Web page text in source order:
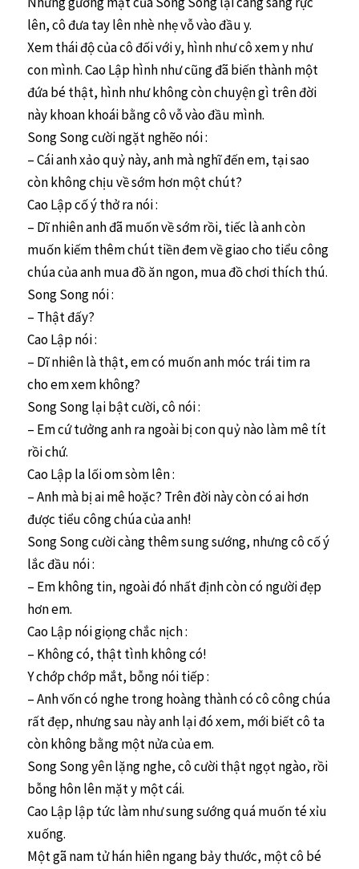
lên, cô đưa tay lên nhè nhẹ vỗ vào đầu y.
Xem thái độ của cô đối với y, hình như cô xem y như
con mình. Cao Lập hình như cũng đã biến thành một
đứa bé thật, hình như không còn chuyện gì trên đời
này khoan khoái bằng cô vỗ vào đầu mình.
Song Song cười ngặt nghẽo nói :
– Cái anh xảo quỷ này, anh mà nghĩ đến em, tại sao
còn không chịu về sớm hơn một chút?
Cao Lập cố ý thở ra nói :
– Dĩ nhiên anh đã muốn về sớm rồi, tiếc là anh còn
muốn kiếm thêm chút tiền đem về giao cho tiểu công
chúa của anh mua đồ ăn ngon, mua đồ chơi thích thú.
Song Song nói :
– Thật đấy?
Cao Lập nói :
– Dĩ nhiên là thật, em có muốn anh móc trái tim ra
cho em xem không?
Song Song lại bật cười, cô nói :
– Em cứ tưởng anh ra ngoài bị con quỷ nào làm mê tít
rồi chứ.
Cao Lập la lối om sòm lên :
– Anh mà bị ai mê hoặc? Trên đời này còn có ai hơn
được tiểu công chúa của anh!
Song Song cười càng thêm sung sướng, nhưng cô cố ý
lắc đầu nói :
– Em không tin, ngoài đó nhất định còn có người đẹp
hơn em.
Cao Lập nói giọng chắc nịch :
– Không có, thật tình không có!
Y chớp chớp mắt, bỗng nói tiếp :
– Anh vốn có nghe trong hoàng thành có cô công chúa
rất đẹp, nhưng sau này anh lại đó xem, mới biết cô ta
còn không bằng một nửa của em.
Song Song yên lặng nghe, cô cười thật ngọt ngào, rồi
bỗng hôn lên mặt y một cái.
Cao Lập lập tức làm như sung sướng quá muốn té xỉu
xuống.
Một gã nam tử hán hiên ngang bảy thước, một cô bé